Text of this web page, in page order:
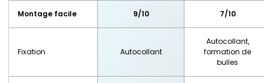
Montage facile 9/10 7/10
Fixation Autocollant
Autocollant,
formation de
bulles